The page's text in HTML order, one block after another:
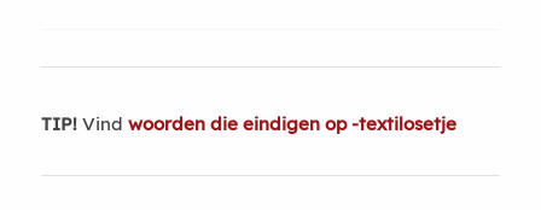
TIP!Vind woorden die eindigen op -textilosetje